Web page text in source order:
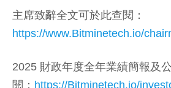
主席致辭全文可於此查閱：
https://www.Bitminetech.io/
2025 財政年度全年業績簡報及
閱： https://Bitminetech.io/